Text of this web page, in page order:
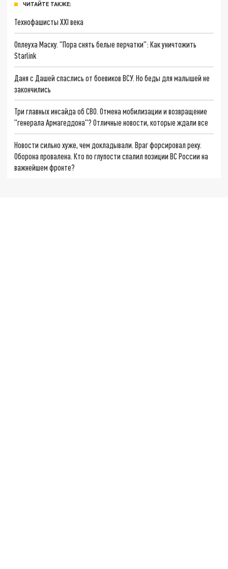
ЧИТАЙТЕ ТАКЖЕ:
Технофашисты XXI века
Оплеуха Маску. "Пора снять белые перчатки": Как уничтожить
Starlink
Даня с Дашей спаслись от боевиков ВСУ. Но беды для малышей не
закончились
Три главных инсайда об СВО. Отмена мобилизации и возвращение
"генерала Армагеддона"? Отличные новости, которые ждали все
Новости сильно хуже, чем докладывали. Враг форсировал реку.
Оборона провалена. Кто по глупости спалил позиции ВС России на
важнейшем фронте?